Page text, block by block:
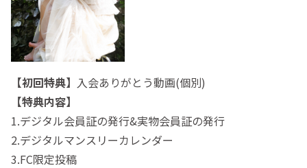
【初回特典】 入会ありがとう動画(個別)
【特典内容】
1.デジタル会員証の発行&実物会員証の発行
2.デジタルマンスリーカレンダー
3.FC限定投稿